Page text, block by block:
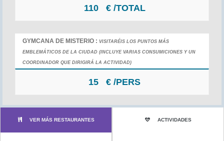
110 € /TOTAL
GYMCANA DE MISTERIO : VISITARÉIS LOS PUNTOS MÁS
EMBLEMÁTICOS DE LA CIUDAD (INCLUYE VARIAS CONSUMICIONES Y UN
COORDINADOR QUE DIRIGIRÁ LA ACTIVIDAD)
15 € /PERS
VER MÁS RESTAURANTES ACTIVIDADES